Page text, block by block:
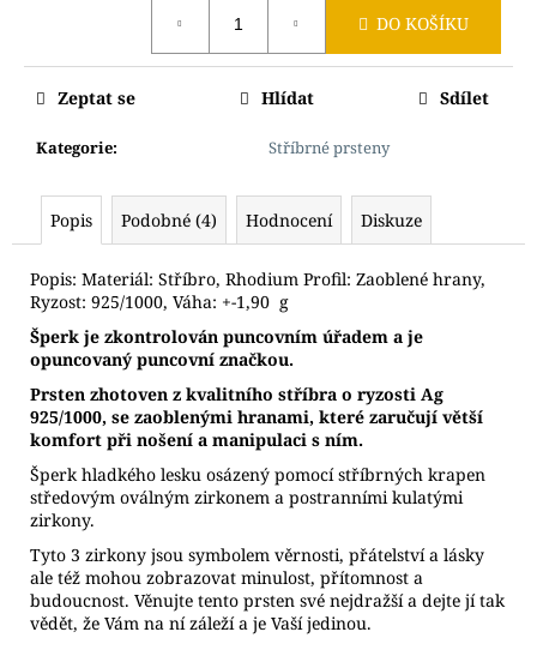
DO KOŠÍKU
Kategorie: Stříbrné prsteny
Zeptat se Hlídat Sdílet
Popis Podobné (4) Hodnocení Diskuze
Popis: Materiál: Stříbro, Rhodium Profil: Zaoblené hrany,
Ryzost: 925/1000, Váha: +-1,90 g
Šperk je zkontrolován puncovním úřadem a je
opuncovaný puncovní značkou.
Prsten zhotoven z kvalitního stříbra o ryzosti Ag
925/1000, se zaoblenými hranami, které zaručují větší
komfort při nošení a manipulaci s ním.
Šperk hladkého lesku osázený pomocí stříbrných krapen
středovým oválným zirkonem a postranními kulatými
zirkony.
Tyto 3 zirkony jsou symbolem věrnosti, přátelství a lásky
ale též mohou zobrazovat minulost, přítomnost a
budoucnost. Věnujte tento prsten své nejdražší a dejte jí tak
vědět, že Vám na ní záleží a je Vaší jedinou.